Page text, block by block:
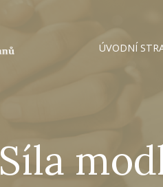
ÚVODNÍ
Síla